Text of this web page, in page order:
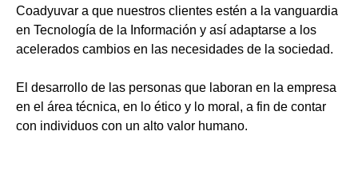
Coadyuvar a que nuestros clientes estén a la vanguardia
en Tecnología de la Información y así adaptarse a los
acelerados cambios en las necesidades de la sociedad.
El desarrollo de las personas que laboran en la empresa
en el área técnica, en lo ético y lo moral, a fin de contar
con individuos con un alto valor humano.